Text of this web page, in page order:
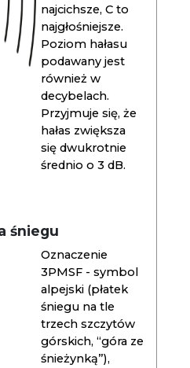
najcichsze, C to
najgłośniejsze.
Poziom hałasu
podawany jest
również w
decybelach.
Przyjmuje się, że
hałas zwiększa
się dwukrotnie
średnio o 3 dB.
śniegu
Oznaczenie
3PMSF - symbol
alpejski (płatek
śniegu na tle
trzech szczytów
górskich, “góra ze
śnieżynką”),